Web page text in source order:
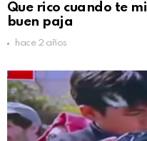
Que rico cuando te
buen paja
hace 2 años